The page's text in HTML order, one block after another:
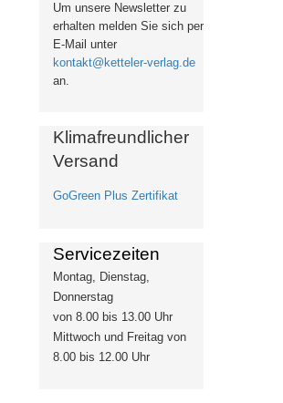
Um unsere Newsletter zu
erhalten melden Sie sich per
E-Mail unter
kontakt@ketteler-verlag.de
an.
Klimafreundlicher
Versand
GoGreen Plus Zertifikat
Servicezeiten
Montag, Dienstag,
Donnerstag
von 8.00 bis 13.00 Uhr
Mittwoch und Freitag von
8.00 bis 12.00 Uhr